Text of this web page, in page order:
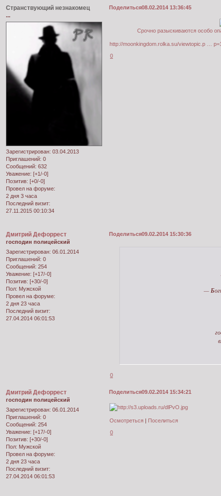
Поделиться08.02.2014 13:36:45
Странствующий незнакомец
...
Зарегистрирован: 03.04.2013
Приглашений: 0
Сообщений: 632
Уважение: [+1/-0]
Позитив: [+0/-0]
Провел на форуме:
2 дня 3 часа
Последний визит:
27.11.2015 00:10:34
Срочно разыскиваются особо
http://moonkingdom.rolka.su/viewtopic.p …
0
Поделиться09.02.2014 15:30:36
Дмитрий Дефоррест
господин полицейский
Зарегистрирован: 06.01.2014
Приглашений: 0
Сообщений: 254
Уважение: [+17/-0]
Позитив: [+30/-0]
Пол: Мужской
Провел на форуме:
2 дня 23 часа
Последний визит:
27.04.2014 06:01:53
—Б
0
Поделиться09.02.2014 15:34:21
Дмитрий Дефоррест
господин полицейский
Зарегистрирован: 06.01.2014
Приглашений: 0
Сообщений: 254
Уважение: [+17/-0]
Позитив: [+30/-0]
Пол: Мужской
Провел на форуме:
2 дня 23 часа
Последний визит:
27.04.2014 06:01:53
Осмотреться | Поселиться
0